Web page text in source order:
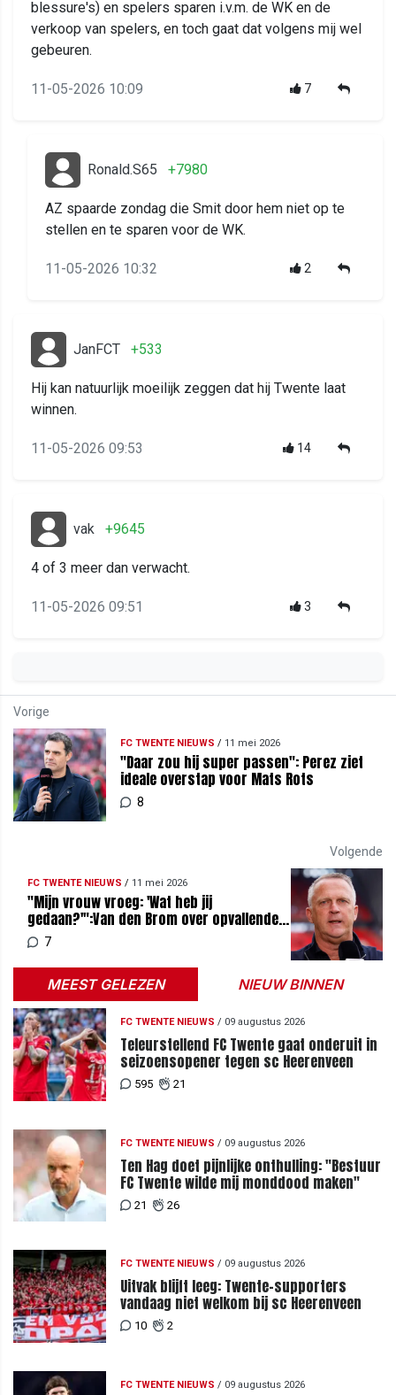
blessure's) en spelers sparen i.v.m. de WK en de
verkoop van spelers, en toch gaat dat volgens mij wel
gebeuren.
11-05-2026 10:09 7
Ronald.S65 +7980
AZ spaarde zondag die Smit door hem niet op te
stellen en te sparen voor de WK.
11-05-2026 10:32 2
JanFCT +533
Hij kan natuurlijk moeilijk zeggen dat hij Twente laat
winnen.
11-05-2026 09:53 14
vak +9645
4 of 3 meer dan verwacht.
11-05-2026 09:51 3
Vorige
FC TWENTE NIEUWS / 11 mei 2026
"Daar zou hij super passen": Perez ziet
ideale overstap voor Mats Rots
8
Volgende
FC TWENTE NIEUWS / 11 mei 2026
"Mijn vrouw vroeg: 'Wat heb jij
gedaan?'":Van den Brom over opvallende
reactie na AZ-dreun
7
MEEST GELEZEN NIEUW BINNEN
FC TWENTE NIEUWS / 09 augustus 2026
Teleurstellend FC Twente gaat onderuit in
seizoensopener tegen sc Heerenveen
595 21
FC TWENTE NIEUWS / 09 augustus 2026
Ten Hag doet pijnlijke onthulling: "Bestuur
FC Twente wilde mij monddood maken"
21 26
FC TWENTE NIEUWS / 09 augustus 2026
Uitvak blijft leeg: Twente-supporters
vandaag niet welkom bij sc Heerenveen
10 2
FC TWENTE NIEUWS / 09 augustus 2026